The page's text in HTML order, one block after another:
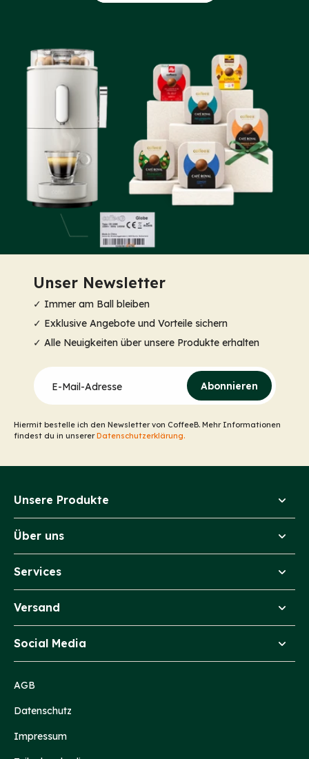
Unser Newsletter
✓ Immer am Ball bleiben
✓ Exklusive Angebote und Vorteile sichern
✓ Alle Neuigkeiten über unsere Produkte erhalten
E-Mail-Adresse Abonnieren
Hiermit bestelle ich den Newsletter von CoffeeB. Mehr Informationen
findest du in unsererDatenschutzerklärung.
Unsere Produkte
Über uns
Services
Versand
Social Media
AGB
Datenschutz
Impressum